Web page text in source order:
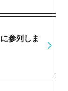
参列しま